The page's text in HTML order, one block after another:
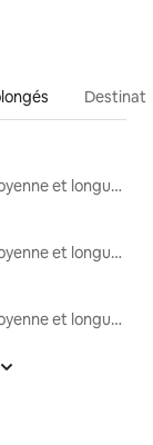
Locations moyenne et longue durée
Locations moyenne et longue durée
Locations moyenne et longue durée